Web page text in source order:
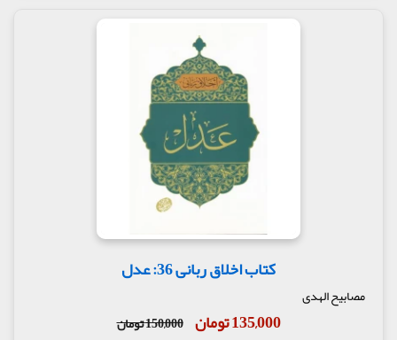
کتاب اخلاق ربانی 36: عدل
مصابیح الهدی
135,000 تومان 150,000 تومان